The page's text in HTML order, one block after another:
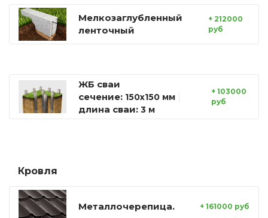
Мелкозаглубленный
ленточный
+ 212000
руб
ЖБ сваи
сечение: 150х150 мм
длина сваи: 3 м
+ 103000
руб
Кровля
Металлочерепица. + 161000 руб